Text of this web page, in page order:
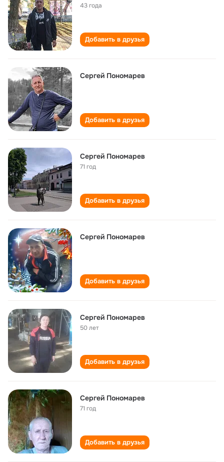
43 года
Добавить в друзья
Сергей Пономарев
Добавить в друзья
Сергей Пономарев
71 год
Добавить в друзья
Сергей Пономарев
Добавить в друзья
Сергей Пономарев
50 лет
Добавить в друзья
Сергей Пономарев
71 год
Добавить в друзья